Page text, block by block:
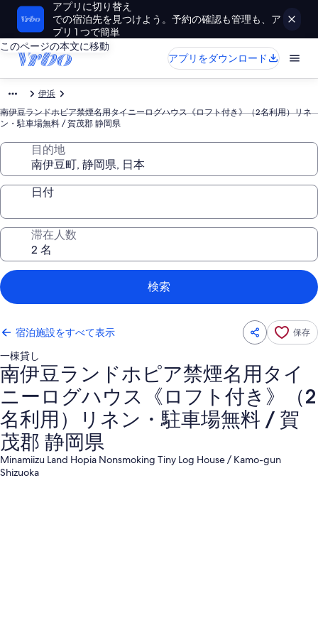
アプリに切り替え
での宿泊先を見つけよう。予約の確認も管理も、ア
プリ 1 つで簡単
このページの本文に移動
アプリをダウンロード
伊浜
南伊豆ランドホピア禁煙名用タイニーログハウス《ロフト付き》（2名利用）リネ
ン・駐車場無料 / 賀茂郡 静岡県
目的地
日付
滞在人数
検索
宿泊施設をすべて表示 保存
一棟貸し
南伊豆ランドホピア禁煙名用タイ
ニーログハウス《ロフト付き》（2
名利用）リネン・駐車場無料 / 賀
茂郡 静岡県
Minamiizu Land Hopia Nonsmoking Tiny Log House / Kamo-gun
Shizuoka